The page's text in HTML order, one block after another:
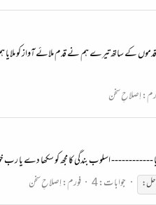
ساتھ تیرے ہم نے قدم ملائے آواز کو ملایا
اِصلاحِ سخن
خدایا ------------ اسلوب بندگی کا مجھ کو سکھا
جوابات: 4 فورم:اِصلاحِ سخن